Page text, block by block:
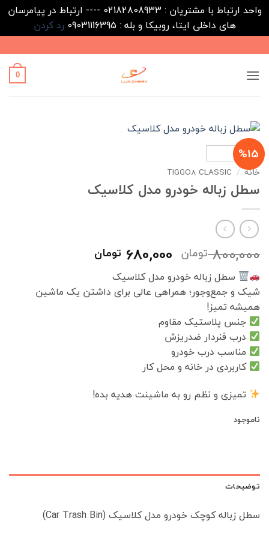
واحد ارتباط با مشتریان : 02182808933 ---- ارتباط در پیامرسان
های داخلی ایتا، روبیکا و بله : 09031116395
رد کردن
to
content
0
%15
خانه /
TIGGO8 CLASSIC
سطل زباله خودرو مدل کلاسیک
800,000 تومان قیمت
اصلی
800,000 تومان
بود.
680,000 تومان
است.
سطل زباله خودرو مدل کلاسیک
شیک و جمع‌وجور؛ همراهی عالی برای داشتن یک ماشین
همیشه تمیز!
جنس پلاستیک مقاوم
درب فنردار ضدریزش
مناسب درب خودرو
کاربردی در خانه و محل کار
تمیزی و نظم رو به ماشینت هدیه بده!
ناموجود
توضیحات
سطل زباله کوچک خودرو مدل کلاسیک (Car Trash Bin)